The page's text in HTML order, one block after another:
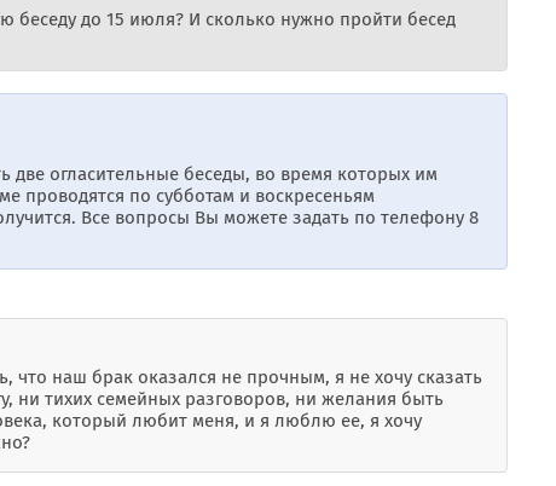
беседу до 15 июля? И сколько нужно пройти бесед
огласительные беседы, во время которых им
проводятся по субботам и воскресеньям
Все вопросы Вы можете задать по телефону 8
наш брак оказался не прочным, я не хочу сказать
ни тихих семейных разговоров, ни желания быть
который любит меня, и я люблю ее, я хочу